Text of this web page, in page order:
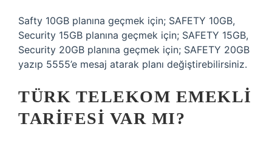
Safty 10GB planına geçmek için; SAFETY 10GB,
Security 15GB planına geçmek için; SAFETY 15GB,
Security 20GB planına geçmek için; SAFETY 20GB
yazıp 5555’e mesaj atarak planı değiştirebilirsiniz.
TÜRK TELEKOM EMEKLI
TARIFESI VAR MI?